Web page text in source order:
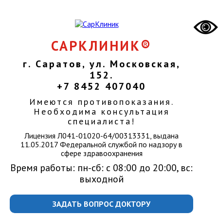
САРКЛИНИК®
г. Саратов, ул. Московская,
152.
+7 8452 407040
Имеются противопоказания.
Необходима консультация
специалиста!
Лицензия Л041-01020-64/00313331, выдана
11.05.2017 Федеральной службой по надзору в
сфере здравоохранения
Время работы: пн-сб: с 08:00 до 20:00, вс:
выходной
ЗАДАТЬ ВОПРОС ДОКТОРУ